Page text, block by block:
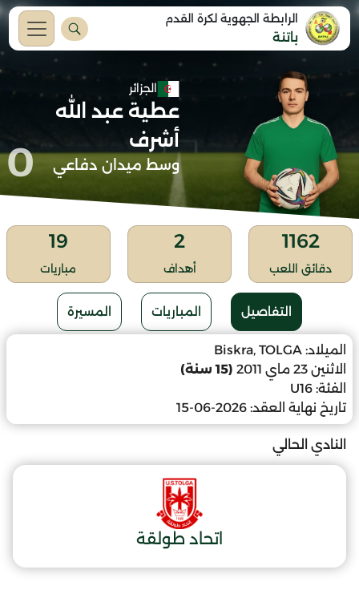
الرابطة الجهوية لكرة القدم
باتنة
الجزائر
عطية عبد الله
أشرف
وسط ميدان دفاعي 0
1162
دقائق اللعب
2
أهداف
19
مباريات
التفاصيل المباريات المسيرة
الميلاد: Biskra, TOLGA
الاثنين 23 ماي 2011
(15 سنة)
الفئة: U16
تاريخ نهاية العقد: 2026-06-15
النادي الحالي
اتحاد طولقة